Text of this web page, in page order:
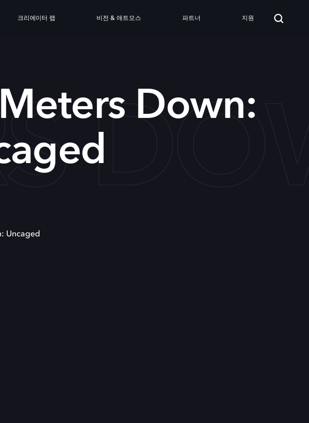
크리에이터 랩 비전 & 애트모스 파트너 지원
Down:
Uncaged